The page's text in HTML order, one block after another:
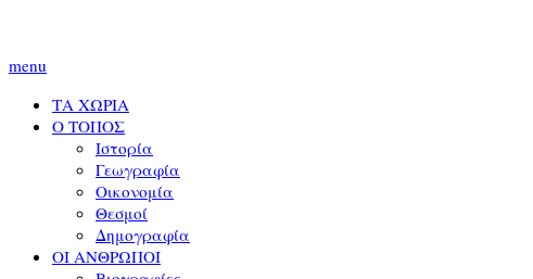
menu
ΤΑ ΧΩΡΙΑ
Ο ΤΟΠΟΣ
Ιστορία
Γεωγραφία
Οικονομία
Θεσμοί
Δημογραφία
ΟΙ ΑΝΘΡΩΠΟΙ